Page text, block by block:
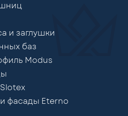
и заглушки
баз
Modus
фасады Eterno